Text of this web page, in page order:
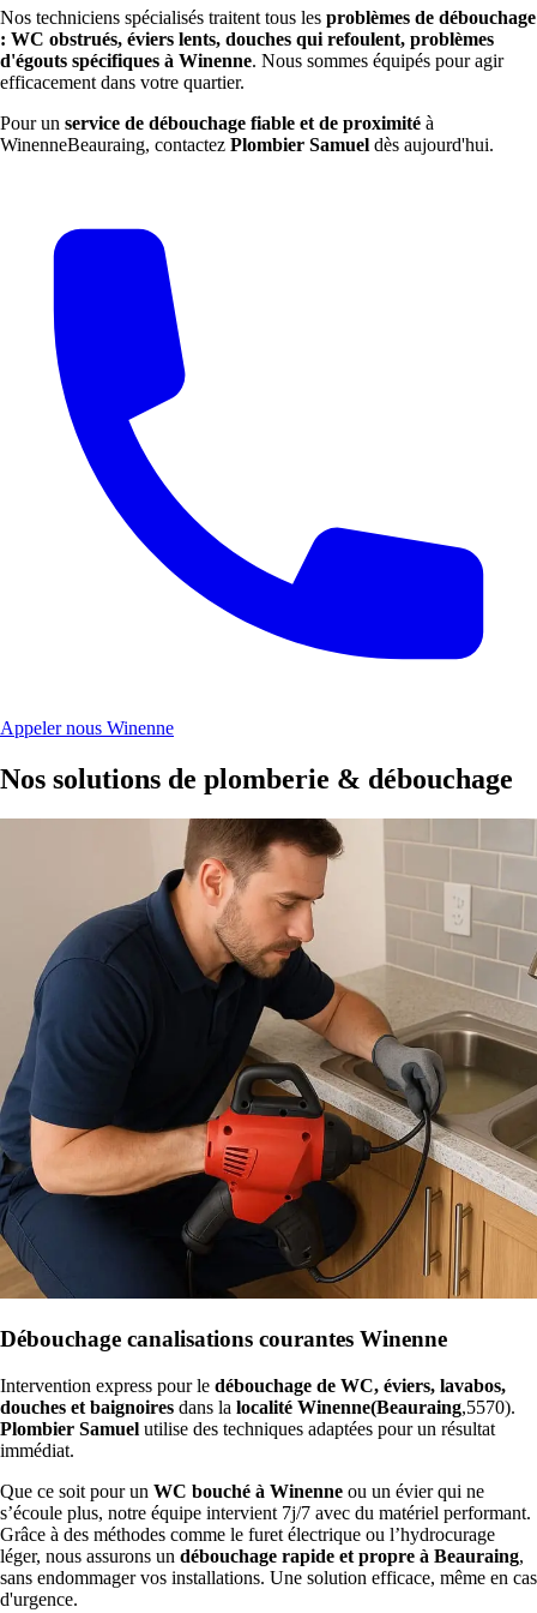
Nos techniciens spécialisés traitent tous les problèmes de débouchage
: WC obstrués, éviers lents, douches qui refoulent, problèmes
d'égouts spécifiques à Winenne. Nous sommes équipés pour agir
efficacement dans votre quartier.
Pour un service de débouchage fiable et de proximité à
WinenneBeauraing, contactez Plombier Samuel dès aujourd'hui.
Appeler nous Winenne
Nos solutions de plomberie & débouchage
Débouchage canalisations courantes Winenne
Intervention express pour le débouchage de WC, éviers, lavabos,
douches et baignoires dans la localité Winenne(Beauraing,5570).
Plombier Samuel utilise des techniques adaptées pour un résultat
immédiat.
Que ce soit pour un WC bouché à Winenne ou un évier qui ne
s’écoule plus, notre équipe intervient 7j/7 avec du matériel performant.
Grâce à des méthodes comme le furet électrique ou l’hydrocurage
léger, nous assurons un débouchage rapide et propre à Beauraing,
sans endommager vos installations. Une solution efficace, même en cas
d'urgence.